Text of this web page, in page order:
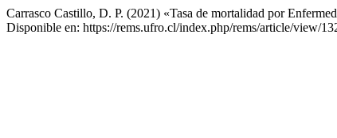
Carrasco Castillo, D. P. (2021) «Tasa de mortalidad por
Disponible en: https://rems.ufro.cl/index.php/rems/article/view/